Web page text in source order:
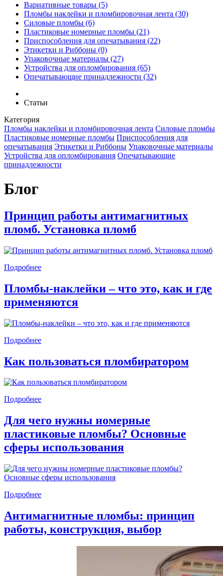
Вариативные товары (5)
Пломбы наклейки и пломбировочная лента (30)
Силовые пломбы (6)
Пластиковые номерные пломбы (21)
Приспособления для опечатывания (22)
Этикетки и Риббоны (0)
Упаковочные материалы (27)
Устройства для опломбирования (65)
Опечатывающие принадлежности (32)
Статьи
Категория
Пломбы наклейки и пломбировочная лента Силовые пломбы
Пластиковые номерные пломбы Приспособления для
опечатывания Этикетки и Риббоны Упаковочные материалы
Устройства для опломбирования Опечатывающие
принадлежности
Блог
Принцип работы антимагнитных
пломб. Установка пломб
Подробнее
Пломбы-наклейки – что это, как и где
применяются
Подробнее
Как пользоваться пломбиратором
Подробнее
Для чего нужны номерные
пластиковые пломбы? Основные
сферы использования
Подробнее
Антимагнитные пломбы: принцип
работы, конструкция, выбор